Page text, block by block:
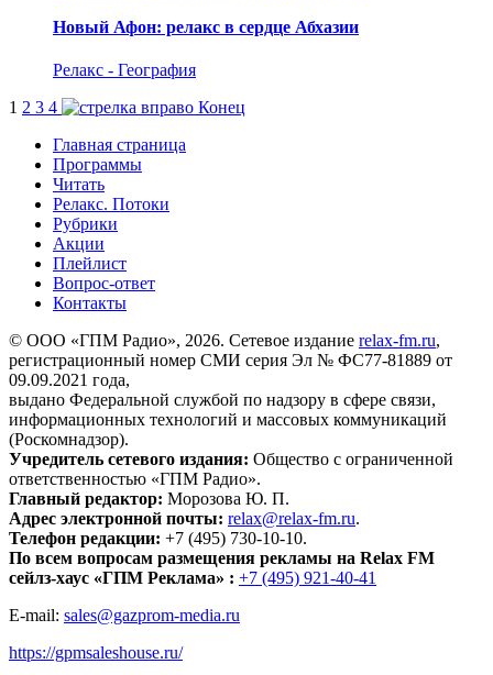
Новый Афон: релакс в сердце Абхазии
Релакс - География
1 2 3 4
Конец
Главная страница
Программы
Читать
Релакс. Потоки
Рубрики
Акции
Плейлист
Вопрос-ответ
Контакты
© ООО «ГПМ Радио», 2026. Сетевое издание relax-fm.ru,
регистрационный номер СМИ серия Эл № ФС77-81889 от
09.09.2021 года,
выдано Федеральной службой по надзору в сфере связи,
информационных технологий и массовых коммуникаций
(Роскомнадзор).
Учредитель сетевого издания: Общество с ограниченной
ответственностью «ГПМ Радио».
Главный редактор: Морозова Ю. П.
Адрес электронной почты: relax@relax-fm.ru.
Телефон редакции: +7 (495) 730-10-10.
По всем вопросам размещения рекламы на Relax FM
сейлз-хаус «ГПМ Реклама» : +7 (495) 921-40-41
E-mail: sales@gazprom-media.ru
https://gpmsaleshouse.ru/